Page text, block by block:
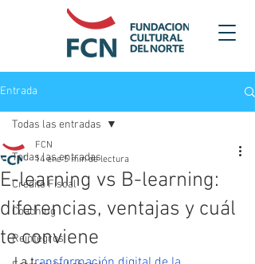
Entrada
Todas las entradas
Crédito Fiscal
Coaching
Reintegros
Todas las entradas
E-learning vs B-learning:
diferencias, ventajas y cuál
te conviene
FCN
14 ene 5 min de lectura